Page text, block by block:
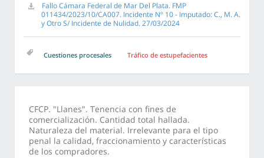
Fallo Cámara Federal de Mar Del Plata. FMP
011434/2023/10/CA007. Incidente Nº 10 - Imputado: C., M. A.
y Otro S/ Incidente de Nulidad. 27/03/2024
Cuestiones procesales Tráfico de estupefacientes
CFCP. "Llanes". Tenencia con fines de
comercialización. Cantidad total hallada.
Naturaleza del material. Irrelevante para el tipo
penal la calidad, fraccionamiento y características
de los compradores.